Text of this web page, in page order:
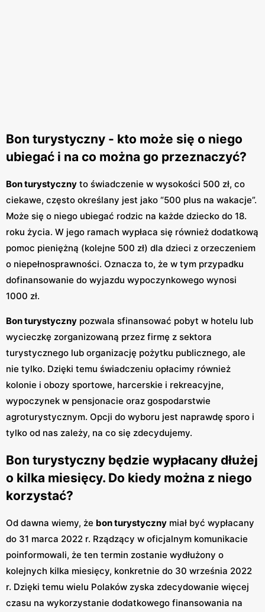
Bon turystyczny - kto może się o niego
ubiegać i na co można go przeznaczyć?
Bon turystyczny to świadczenie w wysokości 500 zł, co
ciekawe, często określany jest jako “500 plus na wakacje”.
Może się o niego ubiegać rodzic na każde dziecko do 18.
roku życia. W jego ramach wypłaca się również dodatkową
pomoc pieniężną (kolejne 500 zł) dla dzieci z orzeczeniem
o niepełnosprawności. Oznacza to, że w tym przypadku
dofinansowanie do wyjazdu wypoczynkowego wynosi
1000 zł.
Bon turystyczny pozwala sfinansować pobyt w hotelu lub
wycieczkę zorganizowaną przez firmę z sektora
turystycznego lub organizację pożytku publicznego, ale
nie tylko. Dzięki temu świadczeniu opłacimy również
kolonie i obozy sportowe, harcerskie i rekreacyjne,
wypoczynek w pensjonacie oraz gospodarstwie
agroturystycznym. Opcji do wyboru jest naprawdę sporo i
tylko od nas zależy, na co się zdecydujemy.
Bon turystyczny będzie wypłacany dłużej
o kilka miesięcy. Do kiedy można z niego
korzystać?
Od dawna wiemy, że bon turystyczny miał być wypłacany
do 31 marca 2022 r. Rządzący w oficjalnym komunikacie
poinformowali, że ten termin zostanie wydłużony o
kolejnych kilka miesięcy, konkretnie do 30 września 2022
r. Dzięki temu wielu Polaków zyska zdecydowanie więcej
czasu na wykorzystanie dodatkowego finansowania na